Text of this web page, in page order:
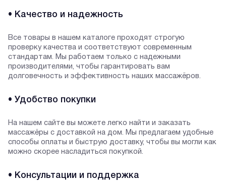
• Качество и надежность
Все товары в нашем каталоге проходят строгую
проверку качества и соответствуют современным
стандартам. Мы работаем только с надежными
производителями, чтобы гарантировать вам
долговечность и эффективность наших массажёров.
• Удобство покупки
На нашем сайте вы можете легко найти и заказать
массажёры с доставкой на дом. Мы предлагаем удобные
способы оплаты и быструю доставку, чтобы вы могли как
можно скорее насладиться покупкой.
• Консультации и поддержка